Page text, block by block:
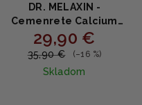
DR. MELAXIN -
Cemenrete Calcium
Intense Cream -
Intenzívny krém s
vápnikom a výživou 50ml
29,90 €
35,90 € (–16 %)
Skladom